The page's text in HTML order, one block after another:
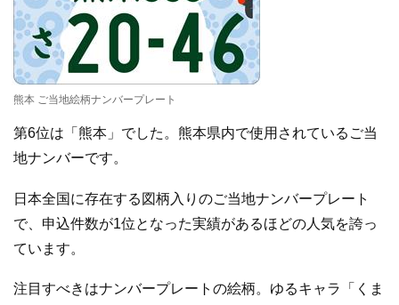
熊本 ご当地絵柄ナンバープレート
第6位は「熊本」でした。熊本県内で使用されているご当
地ナンバーです。
日本全国に存在する図柄入りのご当地ナンバープレート
で、申込件数が1位となった実績があるほどの人気を誇っ
ています。
注目すべきはナンバープレートの絵柄。ゆるキャラ「くま